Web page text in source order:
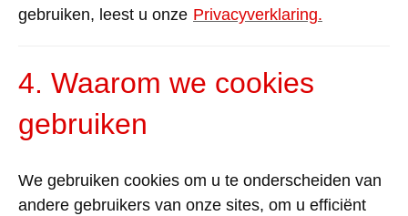
gebruiken, leest u onze Privacyverklaring.
4. Waarom we cookies
gebruiken
We gebruiken cookies om u te onderscheiden van
andere gebruikers van onze sites, om u efficiënt